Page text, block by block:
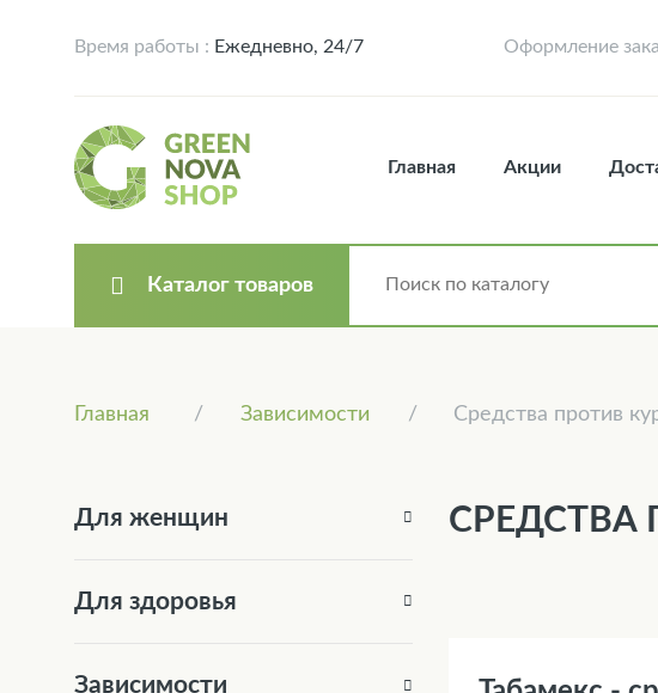
Время работы : Ежедневно, 24/7 Оформление
Главная Акции
Каталог товаров
Главная Зависимости Средства против
СРЕДСТВА
Для женщин
Для здоровья
Зависимости